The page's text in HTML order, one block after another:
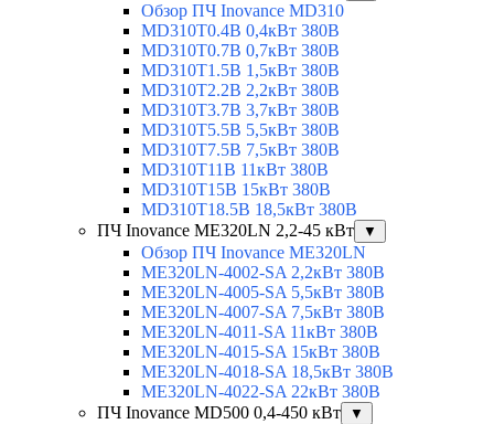
Обзор ПЧ Inovance MD310
MD310T0.4B 0,4кВт 380В
MD310T0.7B 0,7кВт 380В
MD310T1.5B 1,5кВт 380В
MD310T2.2B 2,2кВт 380В
MD310T3.7B 3,7кВт 380В
MD310T5.5B 5,5кВт 380В
MD310T7.5B 7,5кВт 380В
MD310T11B 11кВт 380В
MD310T15B 15кВт 380В
MD310T18.5B 18,5кВт 380В
ПЧ Inovance ME320LN 2,2-45 кВт
▼
Обзор ПЧ Inovance ME320LN
ME320LN-4002-SA 2,2кВт 380В
ME320LN-4005-SA 5,5кВт 380В
ME320LN-4007-SA 7,5кВт 380В
ME320LN-4011-SA 11кВт 380В
ME320LN-4015-SA 15кВт 380В
ME320LN-4018-SA 18,5кВт 380В
ME320LN-4022-SA 22кВт 380В
ПЧ Inovance MD500 0,4-450 кВт
▼